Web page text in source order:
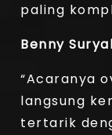
paling
Benny
“Acaranya
langsung
tertarik